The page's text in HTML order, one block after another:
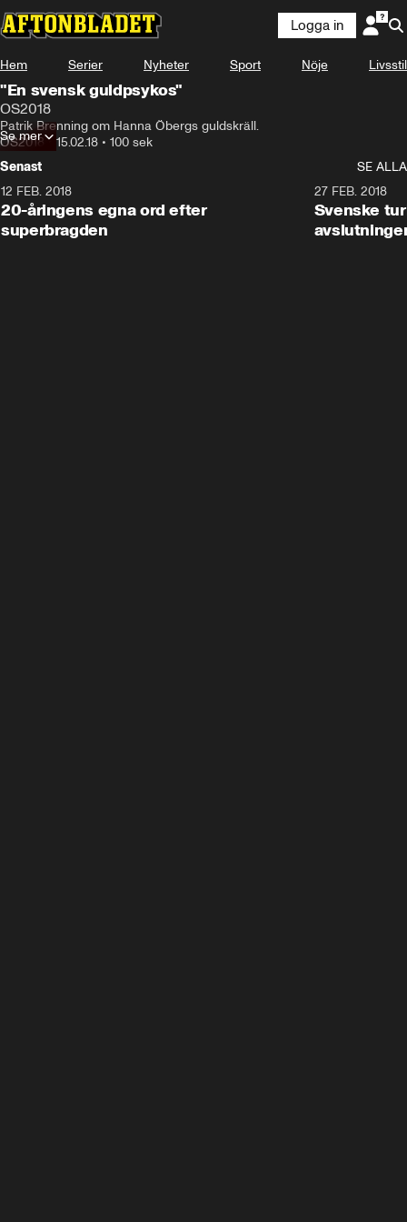
Denna videofil kan inte spelas.
Fel kod:232011
Logga in
Hem Serier Nyheter Sport Nöje Livsstil
"En svensk guldpsykos"
OS2018
Patrik Brenning om Hanna Öbergs guldskräll.
OS2018• 15.02.18 • 100 sek
Se mer
Senast
SE ALLA
12 FEB. 2018
20-åringens egna ord efter
superbragden
27 FEB. 2018
Svenske